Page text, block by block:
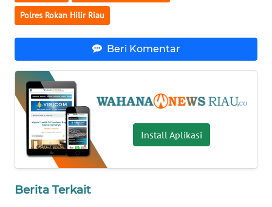
Polres Rokan Hilir Riau
Beri Komentar
Install Aplikasi
Berita Terkait
BALI
WN
WN
KALTENG
WN
KALTARA
KALSEL